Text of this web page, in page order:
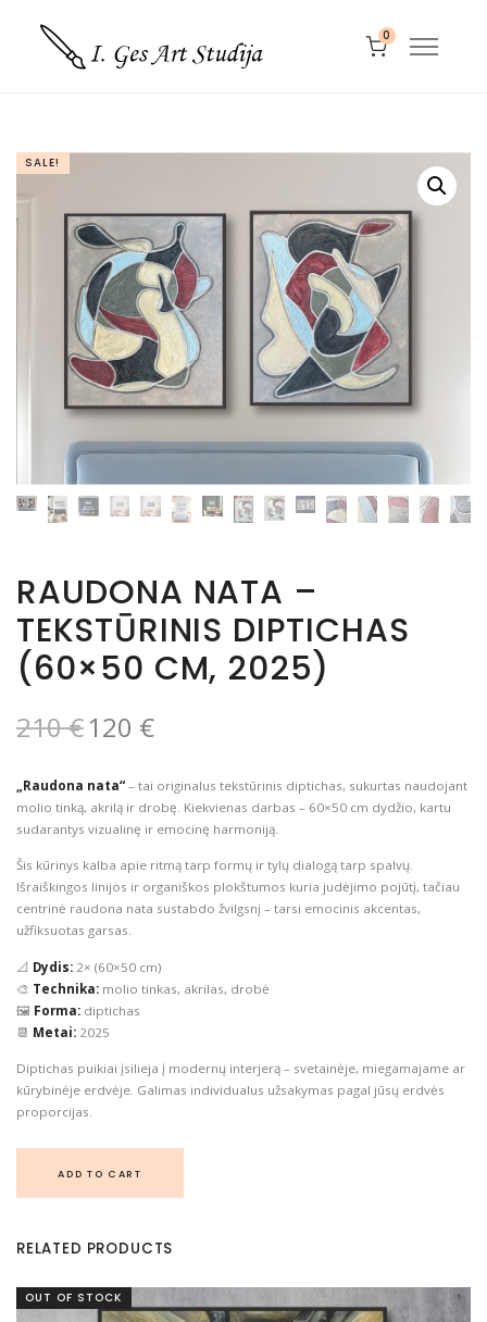
0
SALE!
RAUDONA NATA –
TEKSTŪRINIS DIPTICHAS
(60×50 CM, 2025)
210€120 €
„Raudona nata“ – tai originalus tekstūrinis diptichas, sukurtas naudojant
molio tinką, akrilą ir drobę. Kiekvienas darbas – 60×50 cm dydžio, kartu
sudarantys vizualinę ir emocinę harmoniją.
Šis kūrinys kalba apie ritmą tarp formų ir tylų dialogą tarp spalvų.
Išraiškingos linijos ir organiškos plokštumos kuria judėjimo pojūtį, tačiau
centrinė raudona nata sustabdo žvilgsnį – tarsi emocinis akcentas,
užfiksuotas garsas.
📐 Dydis: 2× (60×50 cm)
🎨 Technika: molio tinkas, akrilas, drobė
🖼️ Forma: diptichas
📆 Metai: 2025
Diptichas puikiai įsilieja į modernų interjerą – svetainėje, miegamajame ar
kūrybinėje erdvėje. Galimas individualus užsakymas pagal jūsų erdvės
proporcijas.
ADD TO CART
RELATED PRODUCTS
OUT OF STOCK